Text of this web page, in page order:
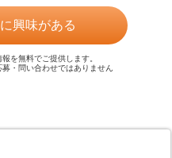
興味がある
を無料でご提供します。
・問い合わせではありません